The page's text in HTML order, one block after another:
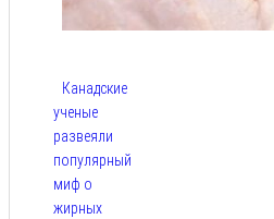
Канадские
ученые
развеяли
популярный
миф о
жирных